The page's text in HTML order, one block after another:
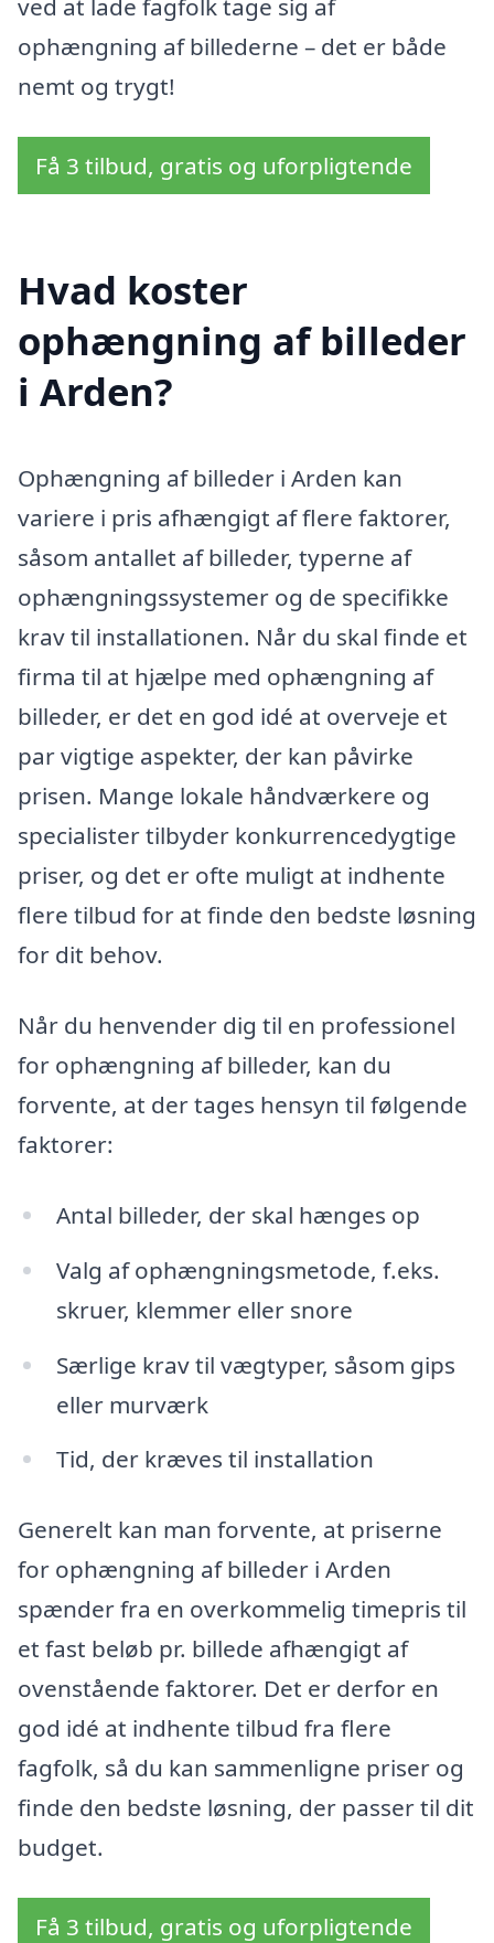
ved at lade fagfolk tage sig af
ophængning af billederne – det er både
nemt og trygt!
Få 3 tilbud, gratis og uforpligtende
Hvad koster
ophængning af billeder
i Arden?
Ophængning af billeder i Arden kan
variere i pris afhængigt af flere faktorer,
såsom antallet af billeder, typerne af
ophængningssystemer og de specifikke
krav til installationen. Når du skal finde et
firma til at hjælpe med ophængning af
billeder, er det en god idé at overveje et
par vigtige aspekter, der kan påvirke
prisen. Mange lokale håndværkere og
specialister tilbyder konkurrencedygtige
priser, og det er ofte muligt at indhente
flere tilbud for at finde den bedste løsning
for dit behov.
Når du henvender dig til en professionel
for ophængning af billeder, kan du
forvente, at der tages hensyn til følgende
faktorer:
Antal billeder, der skal hænges op
Valg af ophængningsmetode, f.eks.
skruer, klemmer eller snore
Særlige krav til vægtyper, såsom gips
eller murværk
Tid, der kræves til installation
Generelt kan man forvente, at priserne
for ophængning af billeder i Arden
spænder fra en overkommelig timepris til
et fast beløb pr. billede afhængigt af
ovenstående faktorer. Det er derfor en
god idé at indhente tilbud fra flere
fagfolk, så du kan sammenligne priser og
finde den bedste løsning, der passer til dit
budget.
Få 3 tilbud, gratis og uforpligtende